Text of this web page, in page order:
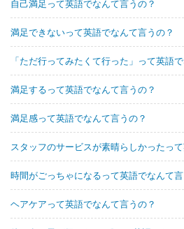
自己満足って英語でなんて言うの？
満足できないって英語でなんて言うの？
「ただ行ってみたくて行った」って英語
満足するって英語でなんて言うの？
満足感って英語でなんて言うの？
スタッフのサービスが素晴らしかったっ
時間がごっちゃになるって英語でなんて言
ヘアケアって英語でなんて言うの？